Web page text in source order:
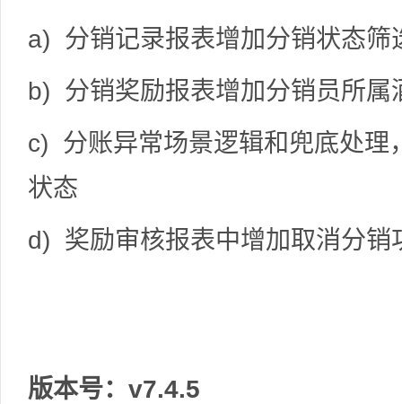
a) 分销记录报表增加分销状态筛
b) 分销奖励报表增加分销员所属
c) 分账异常场景逻辑和兜底处理
状态
d) 奖励审核报表中增加取消分销
版本号：v7.4.5